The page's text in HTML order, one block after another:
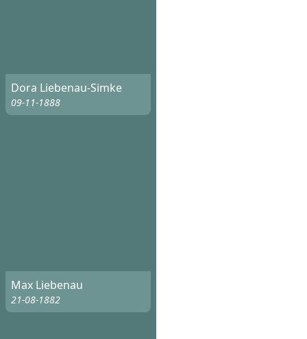
Dora Liebenau-Simke
09-11-1888
Max Liebenau
21-08-1882